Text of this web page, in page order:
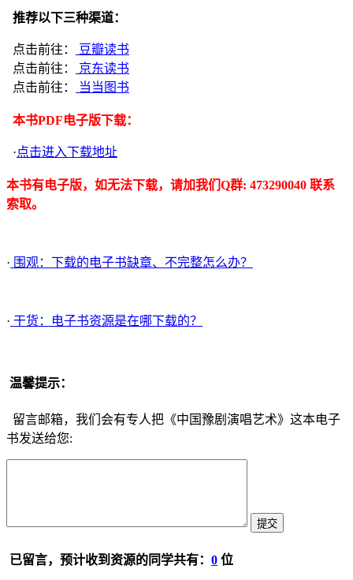
推荐以下三种渠道：
点击前往：
豆瓣读书
点击前往：
京东读书
点击前往：
当当图书
本书PDF电子版下载：
·点击进入下载地址
本书有电子版，如无法下载，请加我们Q群: 473290040 联系
索取。
· 围观：下载的电子书缺章、不完整怎么办？
· 干货：电子书资源是在哪下载的？
温馨提示：
留言邮箱，我们会有专人把《中国豫剧演唱艺术》这本电子
书发送给您:
已留言，预计收到资源的同学共有： 0 位